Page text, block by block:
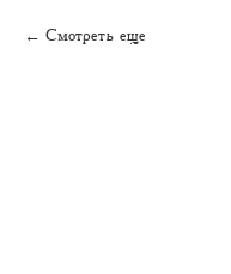
Смотреть еще